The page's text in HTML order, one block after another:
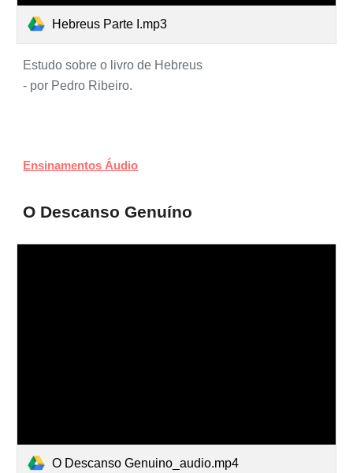
Hebreus Parte I.mp3
Estudo sobre o livro de Hebreus
- por Pedro Ribeiro.
Ensinamentos Áudio
O Descanso Genuíno
O Descanso Genuino_audio.mp4